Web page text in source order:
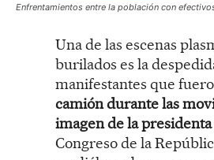
Enfrentamientos entre la población con
Una de las escenas
burilados es la
manifestantes que
camión durante las
imagen de la
Congreso de la